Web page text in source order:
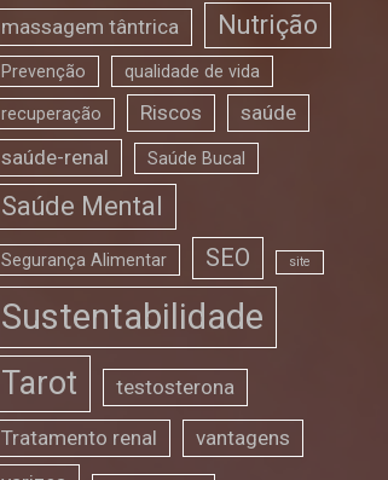
massagem tântrica Nutrição
Prevenção qualidade de vida
recuperação Riscos
saúde
saúde-renal
Saúde Bucal
Saúde Mental
Segurança Alimentar SEO site
Sustentabilidade
Tarot testosterona
Tratamento renal
vantagens